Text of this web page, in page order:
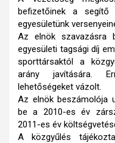
befizetőinek a segítő
egyesületünk
Az elnök szavazásra
egyesületi tagsági díj
sporttársaktól a
arány javítására.
lehetőségeket vázolt.
Az elnök beszámolója
be a 2010-es év
2011-es év
A közgyűlés